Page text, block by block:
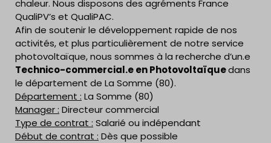
chaleur. Nous disposons des agréments France
QualiPV’s et QualiPAC.
Afin de soutenir le développement rapide de nos
activités, et plus particulièrement de notre service
photovoltaïque, nous sommes à la recherche d’un.e
Technico-commercial.e en Photovoltaïquedans
le département de La Somme (80).
Département : La Somme (80)
Manager : Directeur commercial
Type de contrat : Salarié ou indépendant
Début de contrat : Dès que possible